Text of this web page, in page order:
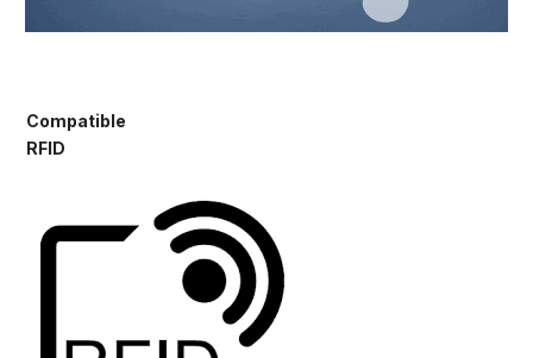
Compatible
RFID